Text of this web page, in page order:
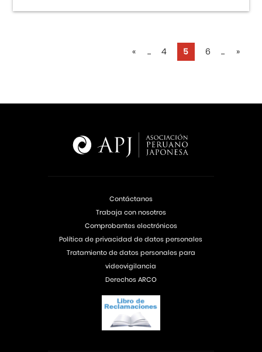
« ... 4 5 6 ... »
Contáctanos
Trabaja con nosotros
Comprobantes electrónicos
Política de privacidad de datos personales
Tratamiento de datos personales para
videovigilancia
Derechos ARCO